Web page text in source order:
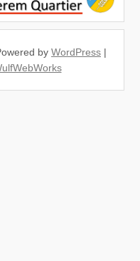
by WordPress |